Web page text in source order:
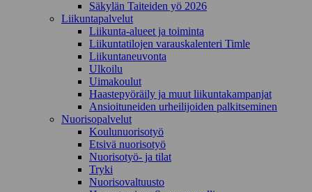
Säkylän Taiteiden yö 2026
Liikuntapalvelut
Liikunta-alueet ja toiminta
Liikuntatilojen varauskalenteri Timle
Liikuntaneuvonta
Ulkoilu
Uimakoulut
Haastepyöräily ja muut liikuntakampanjat
Ansioituneiden urheilijoiden palkitseminen
Nuorisopalvelut
Koulunuorisotyö
Etsivä nuorisotyö
Nuorisotyö- ja tilat
Tryki
Nuorisovaltuusto